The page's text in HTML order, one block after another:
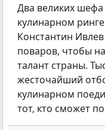
Два великих шефа
кулинарном
Константин
поваров, чтобы
талант страны.
жесточайший
кулинарном
тот, кто сможет